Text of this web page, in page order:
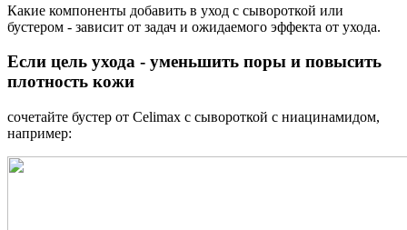
Какие компоненты добавить в уход с сывороткой или
бустером - зависит от задач и ожидаемого эффекта от ухода.
Если цель ухода - уменьшить поры и повысить
плотность кожи
сочетайте бустер от Celimax с сывороткой с ниацинамидом,
например: